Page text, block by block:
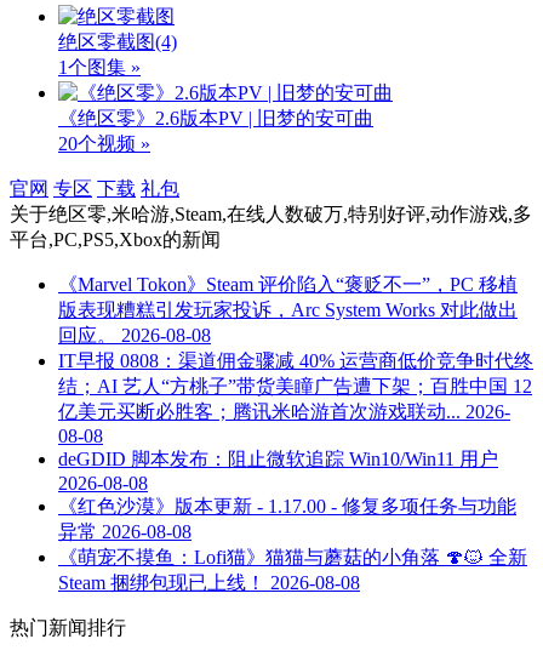
绝区零截图(4)
1个图集 »
《绝区零》2.6版本PV | 旧梦的安可曲
20个视频 »
官网 专区 下载 礼包
关于绝区零,米哈游,Steam,在线人数破万,特别好评,动作游戏,多
平台,PC,PS5,Xbox的新闻
《Marvel Tokon》Steam 评价陷入“褒贬不一”，PC 移植
版表现糟糕引发玩家投诉，Arc System Works 对此做出
回应。
2026-08-08
IT早报 0808：渠道佣金骤减 40% 运营商低价竞争时代终
结；AI 艺人“方桃子”带货美瞳广告遭下架；百胜中国 12
亿美元买断必胜客；腾讯米哈游首次游戏联动... 2026-
08-08
deGDID 脚本发布：阻止微软追踪 Win10/Win11 用户
2026-08-08
《红色沙漠》版本更新 - 1.17.00 - 修复多项任务与功能
异常 2026-08-08
《萌宠不摸鱼：Lofi猫》猫猫与蘑菇的小角落 🍄🐱 全新
Steam 捆绑包现已上线！
2026-08-08
热门新闻排行